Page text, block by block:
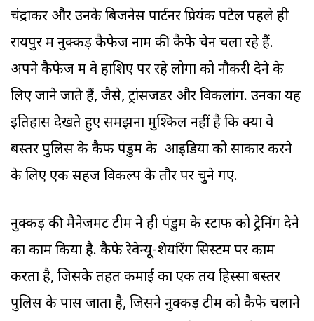
चंद्राकर और उनके बिजनेस पार्टनर प्रियंक पटेल पहले ही
रायपुर में नुक्कड़ कैफेज नाम की कैफे चेन चला रहे हैं.
अपने कैफेज में वे हाशिए पर रहे लोगों को नौकरी देने के
लिए जाने जाते हैं, जैसे, ट्रांसजेंडर और विकलांग. उनका यह
इतिहास देखते हुए समझना मुश्किल नहीं है कि क्यों वे
बस्तर पुलिस के कैफ पंडुम के आइडिया को साकार करने
के लिए एक सहज विकल्प के तौर पर चुने गए.
नुक्कड़ की मैनेजमेंट टीम ने ही पंडुम के स्टाफ को ट्रेनिंग देने
का काम किया है. कैफे रेवेन्यू-शेयरिंग सिस्टम पर काम
करता है, जिसके तहत कमाई का एक तय हिस्सा बस्तर
पुलिस के पास जाता है, जिसने नुक्कड़ टीम को कैफे चलाने